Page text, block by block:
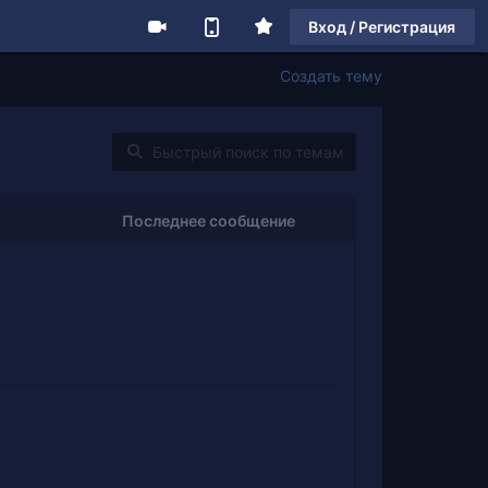
Вход / Регистрация
Создать тему
Последнее сообщение